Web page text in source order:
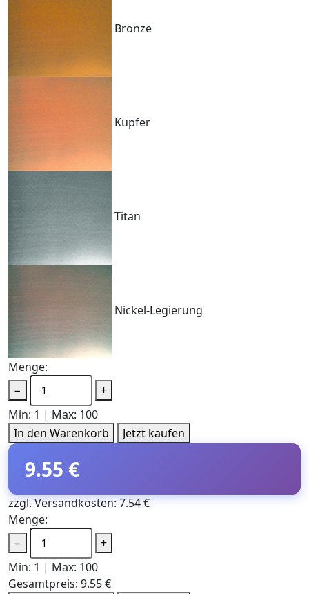
Bronze
Kupfer
Titan
Nickel-Legierung
Menge:
−
+
Min: 1 | Max: 100
In den Warenkorb
Jetzt kaufen
9.55 €
zzgl. Versandkosten: 7.54 €
Menge:
−
+
Min: 1 | Max: 100
Gesamtpreis: 9.55 €